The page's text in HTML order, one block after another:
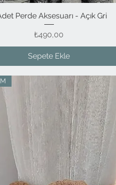
Hızlı Bakış
Perde Aksesuarı - Açık Gri
Fiyat
₺490,00
Sepete Ekle